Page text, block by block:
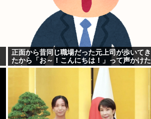
正面から昔同じ職場だった元上司が歩いてき
たから「お～！こんにちは！」って声かけた
んや